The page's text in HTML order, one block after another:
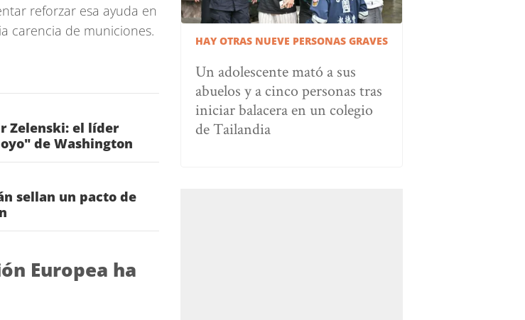
reforzar esa ayuda en
carencia de municiones.
Zelenski: el líder
de Washington
sellan un pacto de
Europea ha
HAY OTRAS NUEVE PERSONAS GRAVES
Un adolescente mató a sus
abuelos y a cinco personas tras
iniciar balacera en un colegio
de Tailandia